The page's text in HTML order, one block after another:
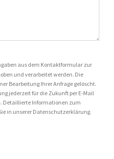
aus dem Kontaktformular zur
und verarbeitet werden. Die
Bearbeitung Ihrer Anfrage gelöscht.
jederzeit für die Zukunft per E-Mail
Detaillierte Informationen zum
in unserer Datenschutzerklärung.